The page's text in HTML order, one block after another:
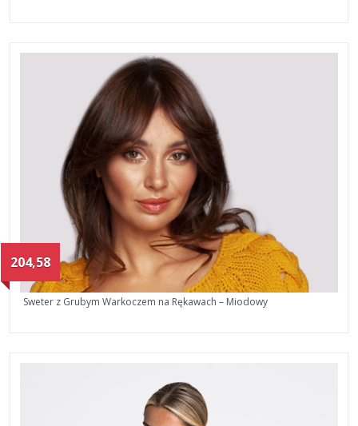
204,58
Sweter z Grubym Warkoczem na Rękawach – Miodowy